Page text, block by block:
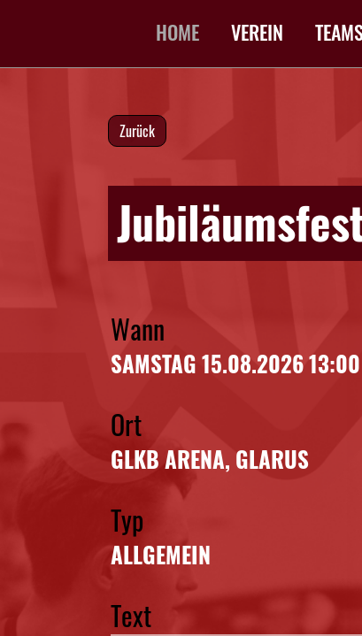
HOME VEREIN
Zurück
Wann
SAMSTAG 15.08.2026
Ort
GLKB ARENA, GLARUS
Typ
ALLGEMEIN
Text